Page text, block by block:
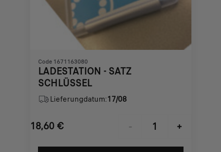
Code 1671163080
LADESTATION - SATZ
SCHLÜSSEL
Lieferungdatum:17/08
18,60 €
Price
-
+
Quantity